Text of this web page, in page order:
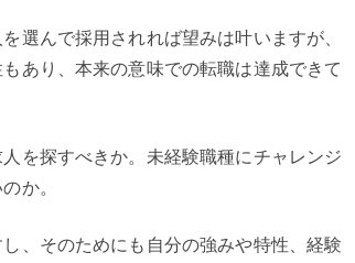
選んで採用されれば望みは叶いますが、
あり、本来の意味での転職は達成できて
を探すべきか。未経験職種にチャレンジ
か。
、そのためにも自分の強みや特性、経験